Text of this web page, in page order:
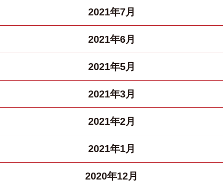
2021年7月
2021年6月
2021年5月
2021年3月
2021年2月
2021年1月
2020年12月